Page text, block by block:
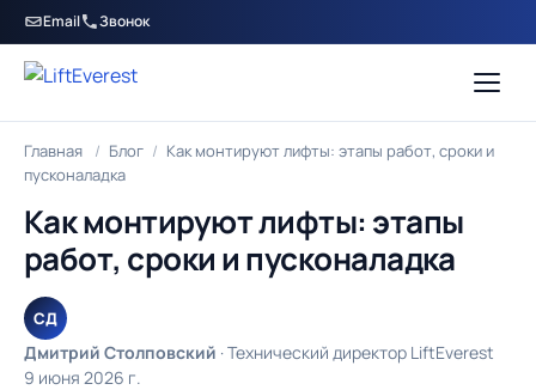
Email Звонок
Главная / Блог / Как монтируют лифты: этапы работ, сроки и
пусконаладка
Как монтируют лифты: этапы
работ, сроки и пусконаладка
СД
Дмитрий Столповский · Технический директор LiftEverest
9 июня 2026 г.